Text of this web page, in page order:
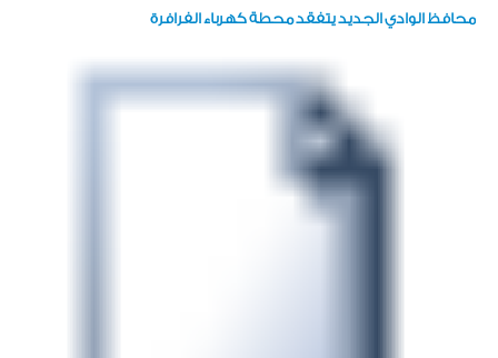
محافظ الوادي الجديد يتفقد محطة كهرباء الفرافرة